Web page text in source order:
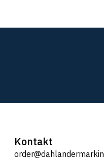
Kontakt